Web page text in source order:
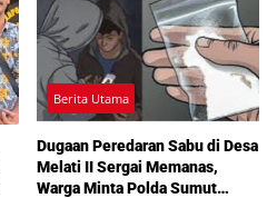
Berita Utama
Dugaan Peredaran Sabu di Desa
Melati II Sergai Memanas,
Warga Minta Polda Sumut